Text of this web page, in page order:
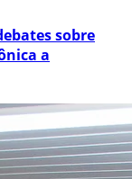
sobre
a